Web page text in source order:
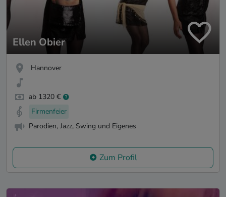
Ellen Obier
Hannover
ab 1320 €
Firmenfeier
Parodien, Jazz, Swing und Eigenes
Zum Profil